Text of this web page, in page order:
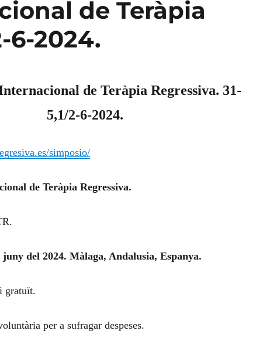
de Teràpia
6-2024.
de Teràpia Regressiva. 31-
5,1/2-6-2024.
simposio/
de Teràpia Regressiva.
juny del 2024. Màlaga, Andalusia, Espanya.
gratuït.
per a sufragar despeses.